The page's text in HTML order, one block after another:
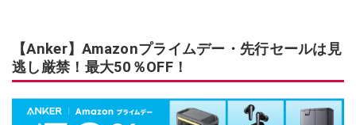
【Anker】Amazonプライムデー・先行セールは見
逃し厳禁！最大50％OFF！